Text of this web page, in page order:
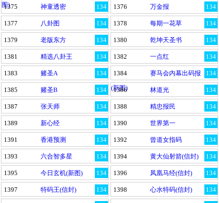
图)
134
1375 神童透密 134
1376 万金报
134
1377 八卦图 134
1378 每期一花草
134
1379 老版东方 134
1380 乾坤天圣书
134
1381 精选八卦王 134
1382 一点红
134
1383 赌圣A 134
1384
赛马会内幕出码报
(新图)
134
1385 赌圣B 134
1386 林道光
134
1387 张天师 134
1388 精忠报民
134
1389 新心经 134
1390 世界第一
134
1391 香港预测 134
1392 曾道女指码
134
1393 六合智多星 134
1394 黄大仙射箭(信封)
134
1395 今日玄机(新图) 134
1396 凤凰马经(信封)
134
1397 特码王(信封) 134
1398 心水特码(信封)